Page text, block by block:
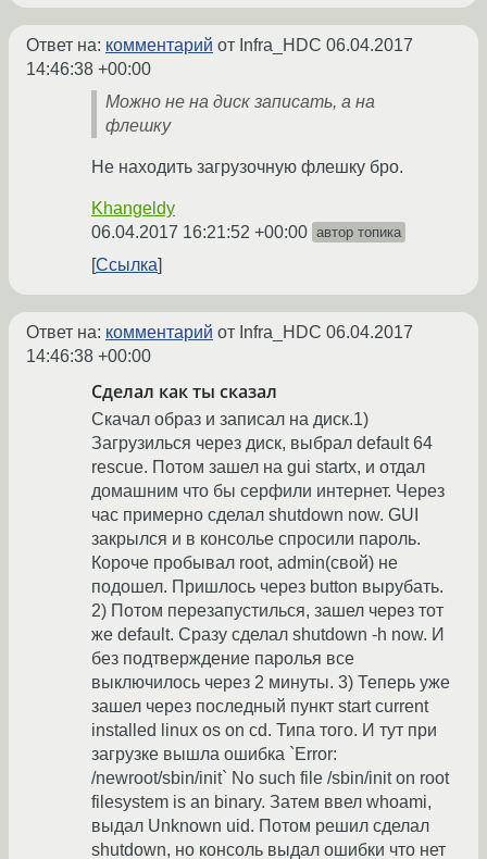
Ответ на: комментарий от Infra_HDC 06.04.2017
14:46:38 +00:00
Можно не на диск записать, а на
флешку
Не находить загрузочную флешку бро.
Khangeldy
06.04.2017 16:21:52 +00:00 автор топика
Ссылка
Ответ на: комментарий от Infra_HDC 06.04.2017
14:46:38 +00:00
Сделал как ты сказал
Скачал образ и записал на диск.1)
Загрузилься через диск, выбрал default 64
rescue. Потом зашел на gui startx, и отдал
домашним что бы серфили интернет. Через
час примерно сделал shutdown now. GUI
закрылся и в консолье спросили пароль.
Короче пробывал root, admin(свой) не
подошел. Пришлось через button вырубать.
2) Потом перезапустилься, зашел через тот
же default. Сразу сделал shutdown -h now. И
без подтверждение паролья все
выключилось через 2 минуты. 3) Теперь уже
зашел через последный пункт start current
installed linux os on cd. Типа того. И тут при
загрузке вышла ошибка `Error:
/newroot/sbin/init` No such file /sbin/init on root
filesystem is an binary. Затем ввел whoami,
выдал Unknown uid. Потом решил сделал
shutdown, но консоль выдал ошибки что нет